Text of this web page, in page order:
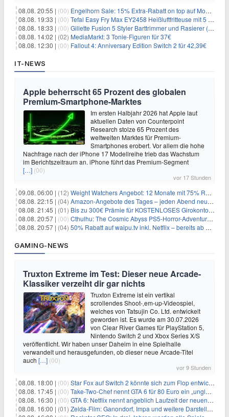
08.08. 20:55 | (00) Engelhorn Sale: 15% Extra-Rabatt on top auf Mode- und Sport-Artikel
08.08. 19:33 | (00) Tefal Easy Fry Max EY2458 Heißluftfritteuse mit 5 Litern für 64,99€
08.08. 18:33 | (00) Gillette Fusion 5 Styler Barttrimmer und Rasierer (All in One) für 16€
08.08. 14:02 | (02) MediaMarkt: 3 Tonie-Figuren für 37€
08.08. 12:30 | (00) Fallout 4: Anniversary Edition Switch 2 für 42,39€
IT-NEWS
Apple beherrscht 65 Prozent des globalen
Premium-Smartphone-Marktes
Im ersten Halbjahr 2026 hat Apple laut
aktuellen Daten von Counterpoint
Research stolze 65 Prozent des
weltweiten Marktes für Premium-
Smartphones erobert. Vor allem die hohe
Nachfrage nach der iPhone 17 Modellreihe trieb das Wachstum
im Berichtszeitraum an. iPhone führt das Premium-Segment
[…] (00)
vor 17 Stunden
09.08. 06:00 | (12) Weight Watchers Angebot: 12 Monate mit 75% Rabatt ab 6,25€/Monat
08.08. 22:15 | (04) Amazon-Angebote des Tages – jeden Abend neue Deals zum Stöbern
08.08. 21:45 | (01) Bis zu 300€ Prämie für KOSTENLOSES Girokonto bei der Santander – 50€ schon nach 1 Woche!
08.08. 20:57 | (00) Cthulhu: The Cosmic Abyss PS5-Horror-Adventure für 27,99€
08.08. 20:57 | (04) 50% Rabatt auf waipu.tv inkl. Netflix – bereits ab 9€/Monat (statt 17,99€)
GAMING-NEWS
Truxton Extreme im Test: Dieser neue Arcade-
Klassiker verzeiht dir gar nichts
Truxton Extreme ist ein vertikal
scrollendes Shoot-‚em-up-Videospiel,
welches von Tatsujin Co. Ltd. entwickelt
geworden ist. Es wurde am 30.07.2026
von Clear River Games für PlayStation 5,
Nintendo Switch 2 und Xbox Series X/S
veröffentlicht. Wir haben unser Daheim in eine Spielhalle
verwandelt und herausgefunden, ob dieser neue Arcade-Titel
auch […] (00)
vor 9 Stunden
08.08. 18:00 | (00) Star Fox auf Switch 2 könnte sich zum Flop entwickeln
08.08. 17:45 | (00) Take-Two-Chef nennt GTA 6 für 80 Euro ein „unglaubliches Schnäppchen“
08.08. 16:30 | (00) GTA 6: Netflix nennt angeblich Laufzeit der neuen Gameplay-Präsentation
08.08. 16:00 | (01) Zelda-Film: Ganondorf, Impa und weitere Darsteller sollen feststehen